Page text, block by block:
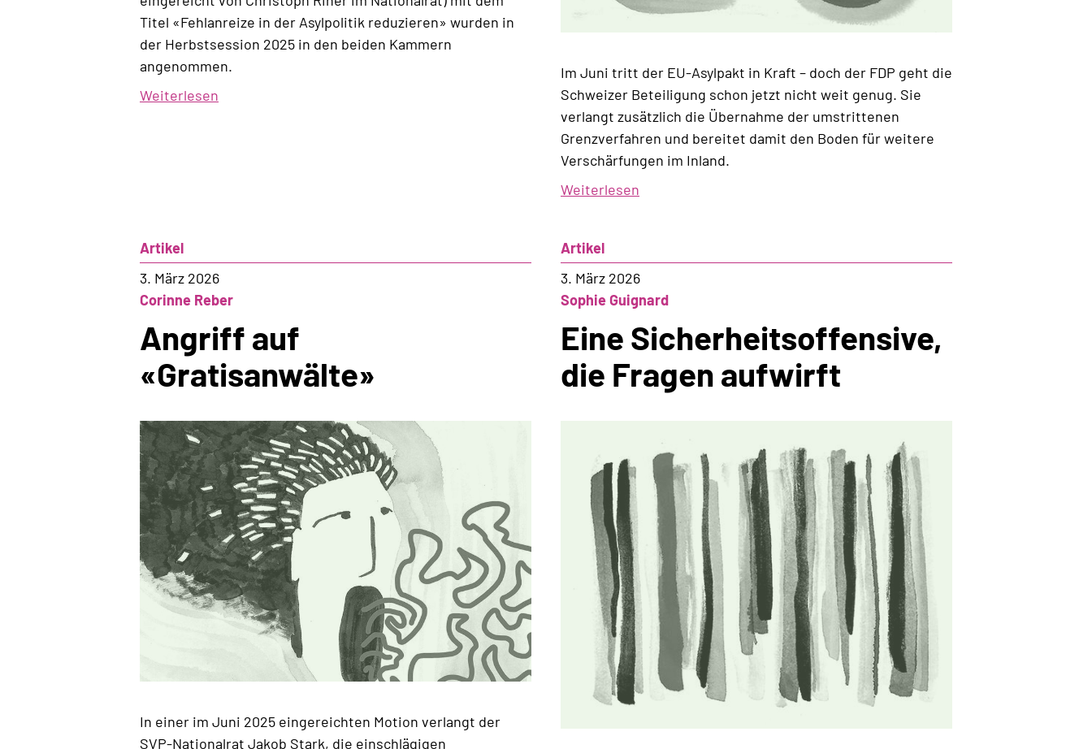
Titel «Fehlanreize in der Asylpolitik reduzieren» wurden in
der Herbstsession 2025 in den beiden Kammern
angenommen.
Weiterlesen
Im Juni tritt der EU-Asylpakt in Kraft – doch der FDP geht die
Schweizer Beteiligung schon jetzt nicht weit genug. Sie
verlangt zusätzlich die Übernahme der umstrittenen
Grenzverfahren und bereitet damit den Boden für weitere
Verschärfungen im Inland.
Weiterlesen
Abschottung
Artikel
3. März 2026
Corinne Reber
Angriff auf
«Gratisanwälte»
In einer im Juni 2025 eingereichten Motion verlangt der
SVP-Nationalrat Jakob Stark, die einschlägigen
Artikel
3. März 2026
Sophie Guignard
Eine Sicherheitsoffensive,
die Fragen aufwirft